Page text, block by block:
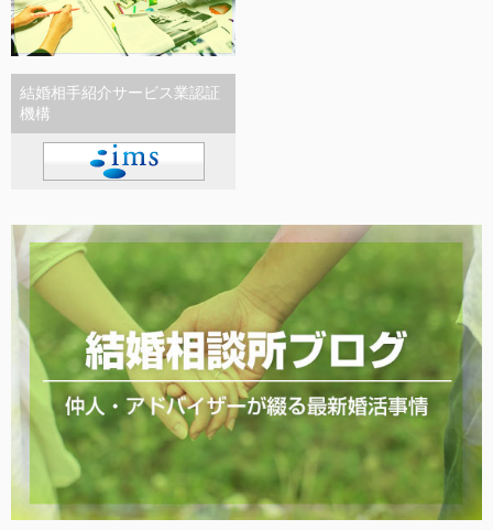
結婚相手紹介サービス業認証
機構